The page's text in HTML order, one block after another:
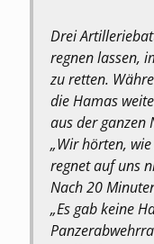
Drei
regnen lassen,
zu retten.
die Hamas
aus der ganzen
„Wir hörten,
regnet auf uns
Nach 20
„Es gab keine